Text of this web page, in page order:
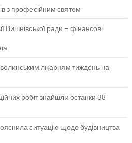
з професійним святом
Вишнівської ради – фінансові
лікарням тиждень на
робіт знайшли останки 38
ситуацію щодо будівництва